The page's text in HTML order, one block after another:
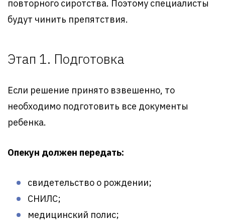
повторного сиротства. Поэтому специалисты
будут чинить препятствия.
Этап 1. Подготовка
Если решение принято взвешенно, то
необходимо подготовить все документы
ребенка.
Опекун должен передать:
свидетельство о рождении;
СНИЛС;
медицинский полис;